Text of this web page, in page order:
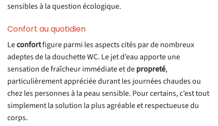
sensibles à la question écologique.
Confort au quotidien
Leconfortfigure parmi les aspects cités par de nombreux
adeptes de la douchette WC. Le jet d’eau apporte une
sensation de fraîcheur immédiate et depropreté,
particulièrement appréciée durant les journées chaudes ou
chez les personnes à la peau sensible. Pour certains, c’est tout
simplement la solution la plus agréable et respectueuse du
corps.